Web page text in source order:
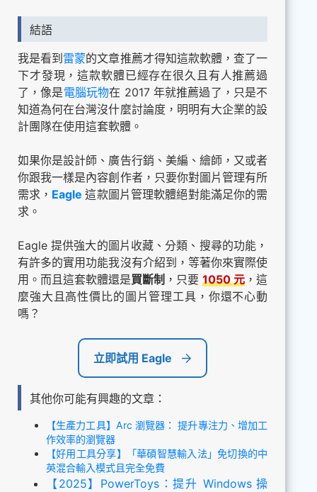
結語
我是看到 雷蒙的文章推薦才得知這款軟體，查了一
下才發現，這款軟體已經存在很久且有人推薦過
了，像是電腦玩物在 2017 年就推薦過了，只是不
知道為何在台灣沒什麼討論度，明明有大企業的設
計團隊在使用這套軟體。
如果你是設計師、廣告行銷、美編、繪師，又或者
你跟我一樣是內容創作者，只要你對圖片管理有所
需求， Eagle 這款圖片管理軟體絕對能滿足你的需
求。
Eagle 提供強大的圖片收藏、分類、搜尋的功能，
有許多的實用功能我沒有介紹到，等著你來實際使
用。而且這套軟體還是買斷制 ，只要1050 元 ，這
麼強大且高性價比的圖片管理工具，你還不心動
嗎？
立即試用 Eagle
其他你可能有興趣的文章：
【生產力工具】Arc 瀏覽器： 提升專注力、增加工
作效率的瀏覽器
【好用工具分享】「華碩智慧輸入法」免切換的中
英混合輸入模式且完全免費
【2025】PowerToys：提升 Windows 操